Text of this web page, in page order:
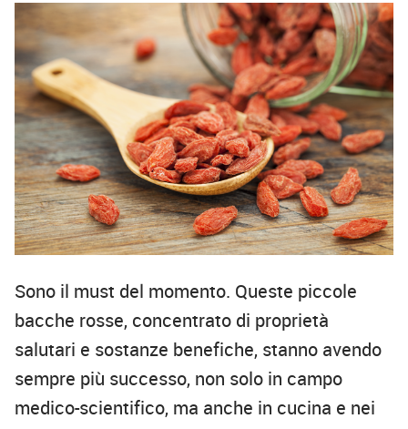
Sono il must del momento. Queste piccole
bacche rosse, concentrato di proprietà
salutari e sostanze benefiche, stanno avendo
sempre più successo, non solo in campo
medico-scientifico, ma anche in cucina e nei